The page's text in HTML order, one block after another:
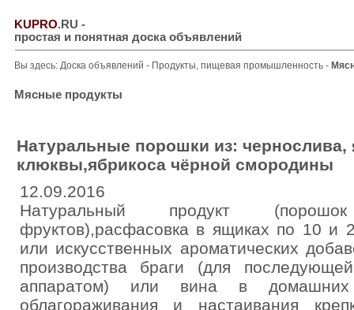
KUPRO.RU -
простая и понятная доска объявлений
Вы здесь: Доска объявлений - Продукты, пищевая промышленность -
Мясные продукты
Натуральные порошки из: чернослива,
клюквы,ябрикоса чёрной смородины
12.09.2016
Натуральный продукт
фруктов),расфасовка в ящиках по 10 и
или искусственных ароматических
производства браги (для
аппаратом) или вина в
облагораживания и настаивания